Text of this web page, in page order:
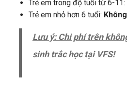
Trẻ em trong độ tuổi từ 6-11:
Trẻ em nhỏ hơn 6 tuổi:
Lưu ý: Chi phí trên
sinh trắc học tại VFS!